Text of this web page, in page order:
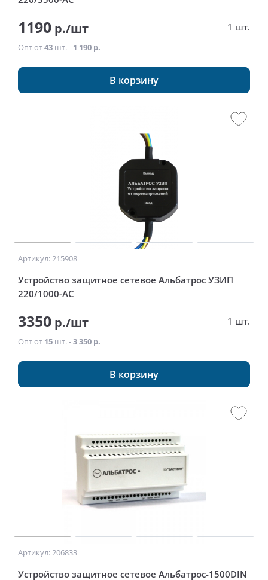
1190 р./шт 1 шт.
Опт от43 шт. - 1 190 р.
В корзину
Артикул: 215908
Устройство защитное сетевое Альбатрос УЗИП
220/1000-АС
3350 р./шт 1 шт.
Опт от 15 шт. -3 350 р.
В корзину
Артикул: 206833
Устройство защитное сетевое Альбатрос-1500DIN